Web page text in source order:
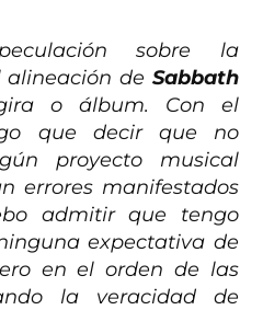
sobre la
de Sabbath
o álbum. Con el
que decir que no
proyecto musical
errores manifestados
admitir que tengo
expectativa de
en el orden de las
la veracidad de